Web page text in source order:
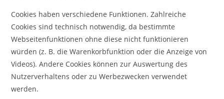
Cookies haben verschiedene Funktionen. Zahlreiche
Cookies sind technisch notwendig, da bestimmte
Webseitenfunktionen ohne diese nicht funktionieren
würden (z. B. die Warenkorbfunktion oder die Anzeige von
Videos). Andere Cookies können zur Auswertung des
Nutzerverhaltens oder zu Werbezwecken verwendet
werden.